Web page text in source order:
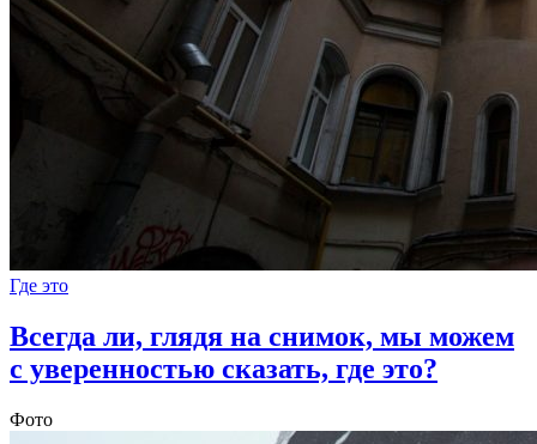
Где это
Всегда ли, глядя на снимок, мы можем
с уверенностью сказать, где это?
Фото